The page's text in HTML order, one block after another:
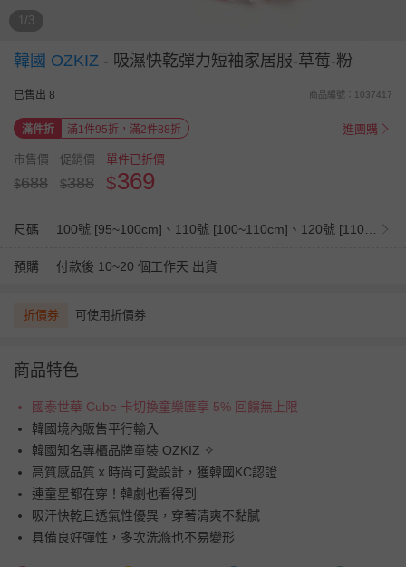
1/3
韓國 OZKIZ - 吸濕快乾彈力短袖家居服-草莓-粉
已售出 8 商品編號：1037417
滿件折 滿1件95折，滿2件88折 進團購
市售價
$688
促銷價
$388
單件已折價
$369
尺碼
預購 付款後 10~20 個工作天 出貨
折價券 可使用折價券
商品特色
國泰世華 Cube 卡切換童樂匯享 5% 回饋無上限
韓國境內販售平行輸入
韓國知名專櫃品牌童裝 OZKIZ ✧
高質感品質ｘ時尚可愛設計，獲韓國KC認證
連童星都在穿！韓劇也看得到
吸汗快乾且透氣性優異，穿著清爽不黏膩
具備良好彈性，多次洗滌也不易變形